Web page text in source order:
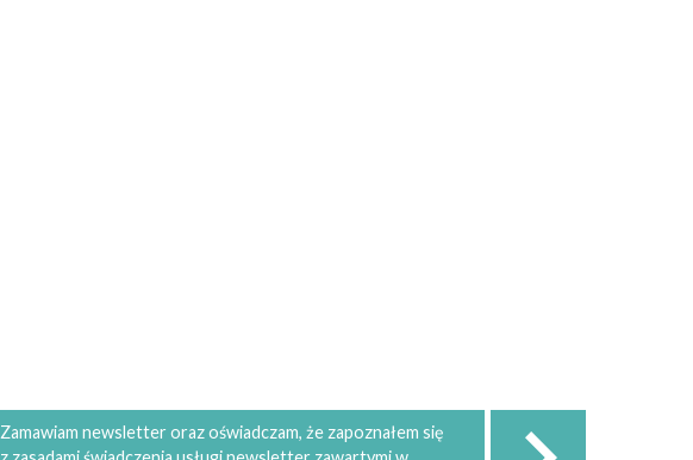
Zamawiam newsletter oraz oświadczam, że zapoznałem się